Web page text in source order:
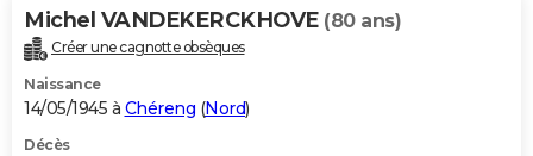
Carte de Noël
Carte Bonne année
Carte Saint-Valentin
Carte Pâques
Carte d'anniversaire
DICTIONNAIRE
Dictionnaire
Biographies
Citations
Expressions
Proverbes
PROGRAMME TV
Michel VANDEKERCKHOVE (80 ans)
Créer une cagnotte obsèques
Naissance
14/05/1945 à Chéreng (Nord)
Décès